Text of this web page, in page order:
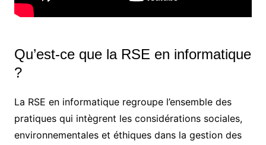
Qu’est-ce que la RSE en informatique
?
La RSE en informatique regroupe l’ensemble des
pratiques qui intègrent les considérations sociales,
environnementales et éthiques dans la gestion des